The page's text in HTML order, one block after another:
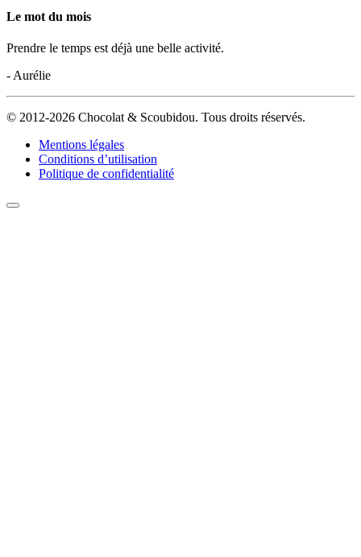
Le mot du mois
Prendre le temps est déjà une belle activité.
- Aurélie
© 2012-2026 Chocolat & Scoubidou. Tous droits réservés.
Mentions légales
Conditions d’utilisation
Politique de confidentialité